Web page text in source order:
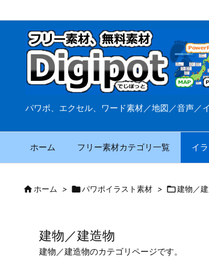
パワポ、エクセル、ワード素材／地図／音声／
ホーム フリー素材カテゴリ一覧 イ
ホーム > パワポイラスト素材 > 建物／
建物／建造物
建物／建造物のカテゴリページです。